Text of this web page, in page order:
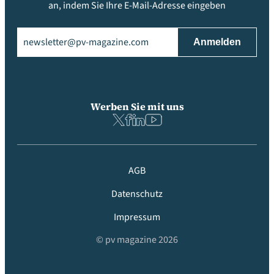
an, indem Sie Ihre E-Mail-Adresse eingeben
Werben Sie mit uns
AGB
Datenschutz
Impressum
© pv magazine 2026